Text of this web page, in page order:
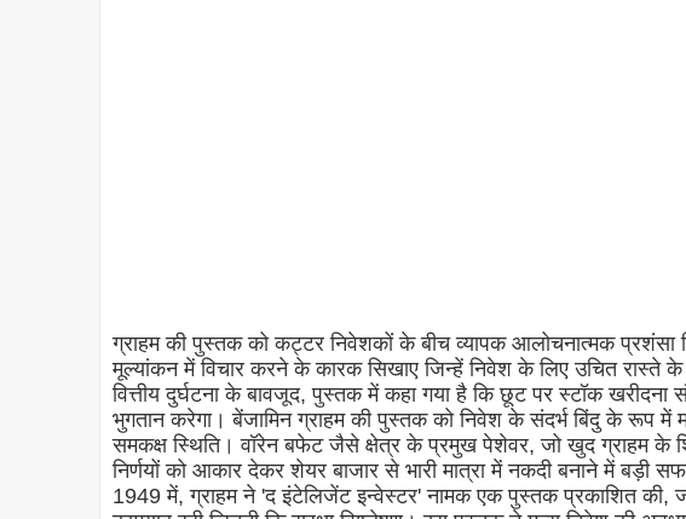
ग्राहम की पुस्तक को कट्टर निवेशकों के बीच व्यापक आलोचनात्मक प्रशंसा
मूल्यांकन में विचार करने के कारक सिखाए जिन्हें निवेश के लिए उचित रास्ते
वित्तीय दुर्घटना के बावजूद, पुस्तक में कहा गया है कि छूट पर स्टॉक खरीदना
भुगतान करेगा। बेंजामिन ग्राहम की पुस्तक को निवेश के संदर्भ बिंदु के रूप में
समकक्ष स्थिति। वॉरेन बफेट जैसे क्षेत्र के प्रमुख पेशेवर, जो खुद ग्राहम के
निर्णयों को आकार देकर शेयर बाजार से भारी मात्रा में नकदी बनाने में बड़ी
1949 में, ग्राहम ने 'द इंटेलिजेंट इन्वेस्टर' नामक एक पुस्तक प्रकाशित की,